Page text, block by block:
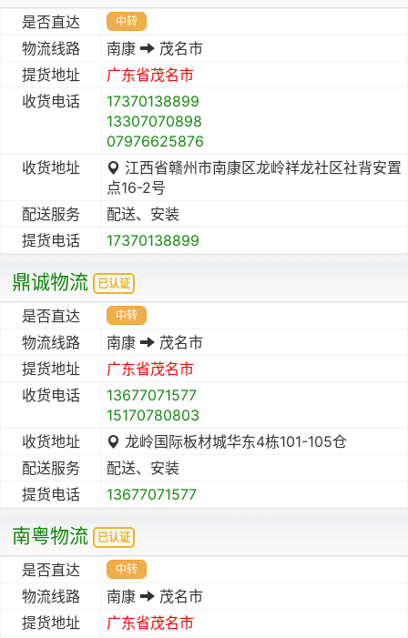
是否直达 中转
物流线路 南康
茂名市
提货地址
广东省茂名市
收货电话
17370138899
13307070898
07976625876
收货地址
江西省赣州市南康区龙岭祥龙社区社背安置
点16-2号
配送服务
配送、安装
提货电话
17370138899
鼎诚物流 已认证
是否直达 中转
物流线路 南康
茂名市
提货地址
广东省茂名市
收货电话
13677071577
15170780803
收货地址
龙岭国际板材城华东4栋101-105仓
配送服务
配送、安装
提货电话
13677071577
南粤物流 已认证
是否直达 中转
物流线路 南康
茂名市
提货地址
广东省茂名市